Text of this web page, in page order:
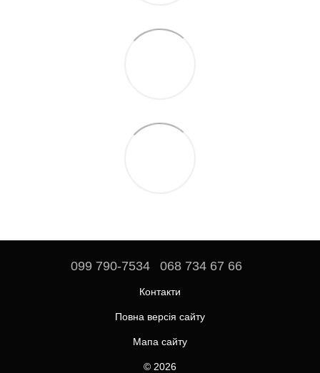
099 790-7534 068 734 67 66
Контакти
Повна версія сайту
Мапа сайту
© 2026